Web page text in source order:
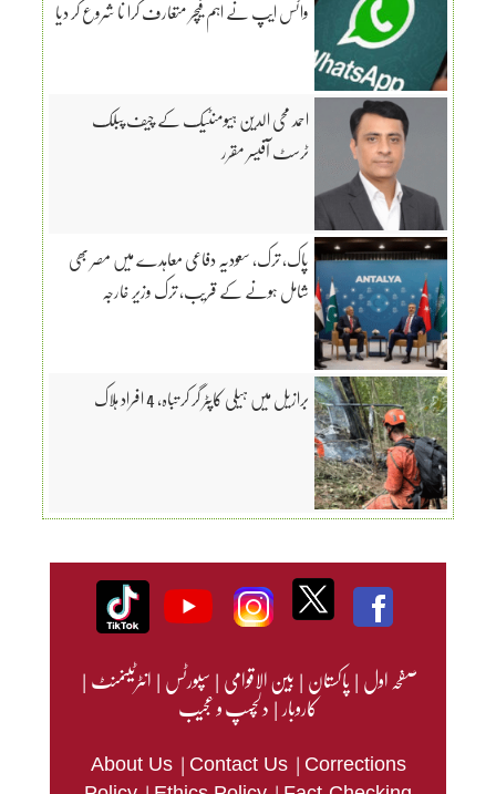
واٹس ایپ نے اہم فیچر متعارف کرا نا شروع کر دیا
احمد محی الدین ہیومنٹیک کے چیف پبلک
ٹرسٹ آفیسر مقرر
پاک، ترک، سعودیہ دفاعی معاہدے میں مصر بھی
شامل ہونے کے قریب، ترک وزیر خارجہ
برازیل میں ہیلی کاپٹر گر کر تباہ، 4 افراد ہلاک
صفحہ اول|پاکستان|بین الاقوامی|سپورٹس|انٹرٹینمنٹ|
کاروبار|دلچسپ و عجیب
About Us | Contact Us | Corrections